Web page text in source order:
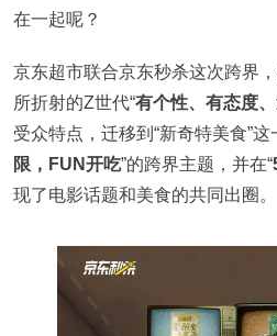
在一起呢？
京东超市联合京东秒杀这次跨界
所折射的Z世代“有个性、有态度
受众特点，迁移到“新奇特美食”
限，FUN开吃”的跨界主题，并在“
现了电影话题和美食的共同出圈。